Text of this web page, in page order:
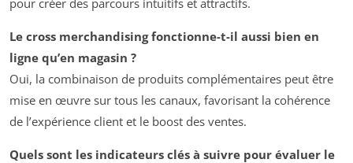
Le cross merchandising fonctionne-t-il aussi bien en
ligne qu’en magasin ?
Oui, la combinaison de produits complémentaires peut être
mise en œuvre sur tous les canaux, favorisant la cohérence
de l’expérience client et le boost des ventes.
Quels sont les indicateurs clés à suivre pour évaluer le